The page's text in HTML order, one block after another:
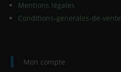
Mentions légales
Conditions-generales-de-vente
Mon compte